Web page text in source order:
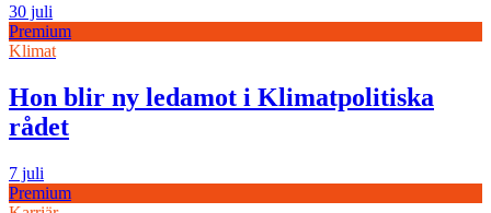
30 juli
Premium
Klimat
Hon blir ny ledamot i Klimatpolitiska
rådet
7 juli
Premium